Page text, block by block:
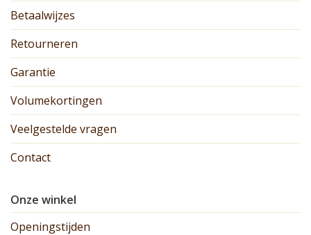
Betaalwijzes
Retourneren
Garantie
Volumekortingen
Veelgestelde vragen
Contact
Onze winkel
Openingstijden